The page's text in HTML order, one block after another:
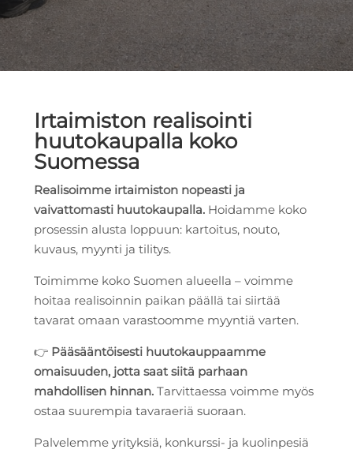
Irtaimiston realisointi
huutokaupalla koko
Suomessa
Realisoimme irtaimiston nopeasti ja
vaivattomasti huutokaupalla.Hoidamme koko
prosessin alusta loppuun: kartoitus, nouto,
kuvaus, myynti ja tilitys.
Toimimme koko Suomen alueella – voimme
hoitaa realisoinnin paikan päällä tai siirtää
tavarat omaan varastoomme myyntiä varten.
👉 Pääsääntöisesti huutokauppaamme
omaisuuden, jotta saat siitä parhaan
mahdollisen hinnan.Tarvittaessa voimme myös
ostaa suurempia tavaraeriä suoraan.
Palvelemme yrityksiä, konkurssi- ja kuolinpesiä